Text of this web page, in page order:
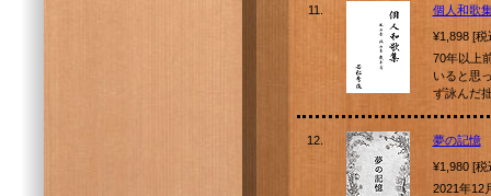
11.
個人和歌
¥1,898 [
70年以上
いると思
ず詠んだ
12.
夢の記憶
¥1,980 [
2021年12